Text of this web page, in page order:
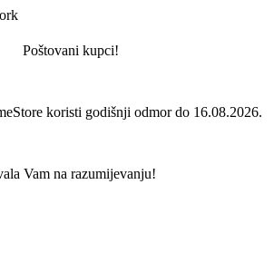
Poštovani kupci!
koristi godišnji odmor do 16.08.2026.
Vam na razumijevanju!